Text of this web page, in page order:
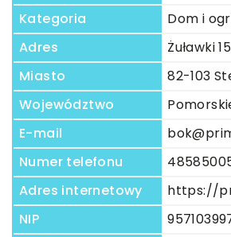
Kategoria
Dom i
Adres
Żuławki
Miasto
82-103
Województwo
E-mail
Numer telefonu
Adres internetowy
https://
NIP